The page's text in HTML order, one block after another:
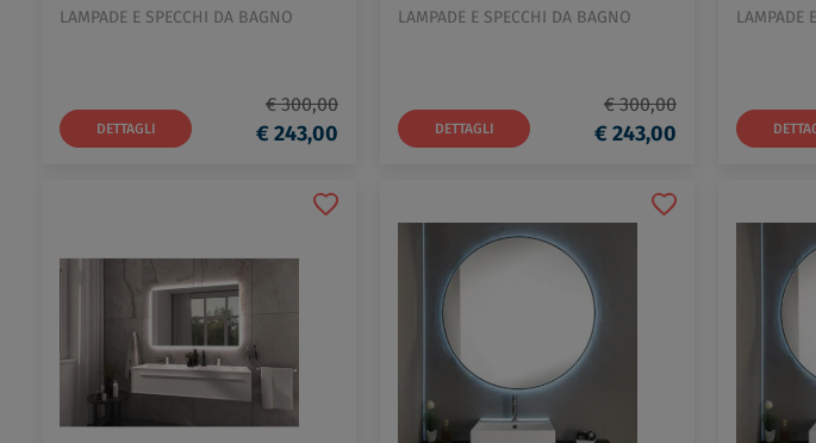
LAMPADE E SPECCHI DA BAGNO
DETTAGLI
€ 300,00
€ 243,00
LAMPADE E SPECCHI DA BAGNO
DETTAGLI
€ 300,00
€ 243,00
LAMPADE